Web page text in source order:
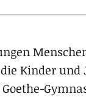
Kin­der